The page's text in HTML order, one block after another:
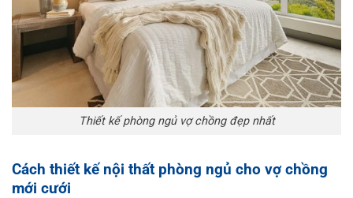
Thiết kế phòng ngủ vợ chồng đẹp nhất
Cách thiết kế nội thất phòng ngủ cho vợ chồng
mới cưới